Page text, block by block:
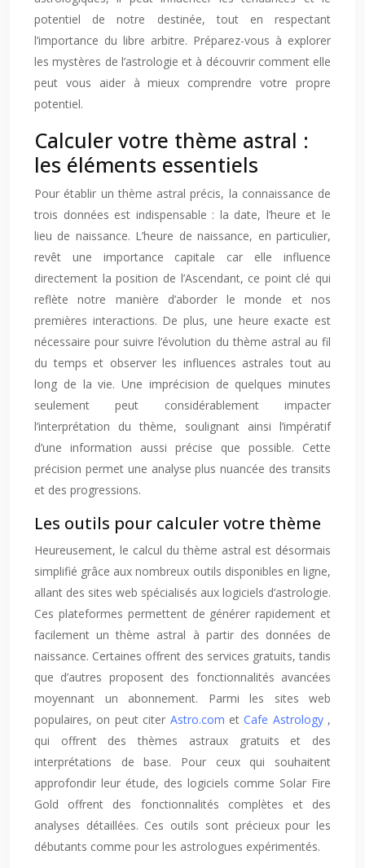
potentiel de notre destinée, tout en respectant
l’importance du libre arbitre. Préparez-vous à explorer
les mystères de l’astrologie et à découvrir comment elle
peut vous aider à mieux comprendre votre propre
potentiel.
Calculer votre thème astral :
les éléments essentiels
Pour établir un thème astral précis, la connaissance de
trois données est indispensable : la date, l’heure et le
lieu de naissance. L’heure de naissance, en particulier,
revêt une importance capitale car elle influence
directement la position de l’Ascendant, ce point clé qui
reflète notre manière d’aborder le monde et nos
premières interactions. De plus, une heure exacte est
nécessaire pour suivre l’évolution du thème astral au fil
du temps et observer les influences astrales tout au
long de la vie. Une imprécision de quelques minutes
seulement peut considérablement impacter
l’interprétation du thème, soulignant ainsi l’impératif
d’une information aussi précise que possible. Cette
précision permet une analyse plus nuancée des transits
et des progressions.
Les outils pour calculer votre thème
Heureusement, le calcul du thème astral est désormais
simplifié grâce aux nombreux outils disponibles en ligne,
allant des sites web spécialisés aux logiciels d’astrologie.
Ces plateformes permettent de générer rapidement et
facilement un thème astral à partir des données de
naissance. Certaines offrent des services gratuits, tandis
que d’autres proposent des fonctionnalités avancées
moyennant un abonnement. Parmi les sites web
populaires, on peut citer Astro.com etCafe Astrology ,
qui offrent des thèmes astraux gratuits et des
interprétations de base. Pour ceux qui souhaitent
approfondir leur étude, des logiciels comme Solar Fire
Gold offrent des fonctionnalités complètes et des
analyses détaillées. Ces outils sont précieux pour les
débutants comme pour les astrologues expérimentés.